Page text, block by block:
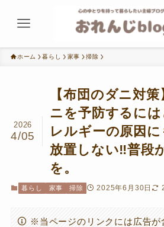
ホーム 暮らし 家事 掃除
【布団のダニ対
ニを予防するに
レルギーの原因
放置しない‼普段
を。
2026
4/05
暮らし 家事 掃除 2025年6月30日
※当ページのリンクには広告が